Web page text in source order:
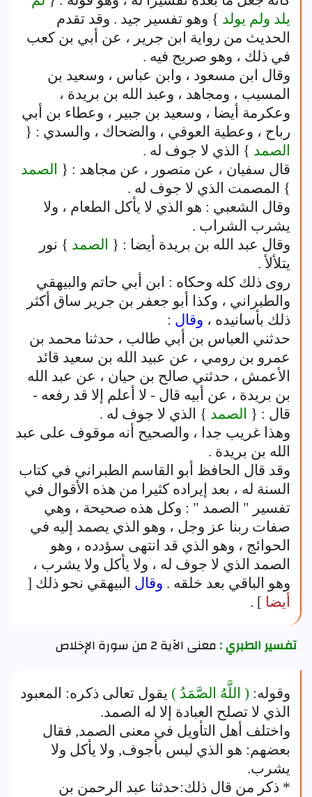
يلد ولم يولد } وهو تفسير جيد . وقد تقدم
الحديث من رواية ابن جرير ، عن أبي بن كعب
في ذلك ، وهو صريح فيه .
وقال ابن مسعود ، وابن عباس ، وسعيد بن
المسيب ، ومجاهد ، وعبد الله بن بريدة ،
وعكرمة أيضا ، وسعيد بن جبير ، وعطاء بن أبي
رباح ، وعطية العوفي ، والضحاك ، والسدي : {
الصمد } الذي لا جوف له .
قال سفيان ، عن منصور ، عن مجاهد : { الصمد
} المصمت الذي لا جوف له .
وقال الشعبي : هو الذي لا يأكل الطعام ، ولا
يشرب الشراب .
وقال عبد الله بن بريدة أيضا : { الصمد } نور
يتلألأ .
روى ذلك كله وحكاه : ابن أبي حاتم والبيهقي
والطبراني ، وكذا أبو جعفر بن جرير ساق أكثر
ذلك بأسانيده ، وقال :
حدثني العباس بن أبي طالب ، حدثنا محمد بن
عمرو بن رومي ، عن عبيد الله بن سعيد قائد
الأعمش ، حدثني صالح بن حيان ، عن عبد الله
بن بريدة ، عن أبيه قال - لا أعلم إلا قد رفعه -
قال : { الصمد } الذي لا جوف له .
وهذا غريب جدا ، والصحيح أنه موقوف على عبد
الله بن بريدة .
وقد قال الحافظ أبو القاسم الطبراني في كتاب
السنة له ، بعد إيراده كثيرا من هذه الأقوال في
تفسير " الصمد " : وكل هذه صحيحة ، وهي
صفات ربنا عز وجل ، وهو الذي يصمد إليه في
الحوائج ، وهو الذي قد انتهى سؤدده ، وهو
الصمد الذي لا جوف له ، ولا يأكل ولا يشرب ،
وهو الباقي بعد خلقه . وقال البيهقي نحو ذلك [
أيضا ] .
تفسير الطبري :معنى الآية 2 من سورة الإخلاص
وقوله: ( اللَّهُ الصَّمَدُ ) يقول تعالى ذكره: المعبود
الذي لا تصلح العبادة إلا له الصمد.
واختلف أهل التأويل في معنى الصمد, فقال
بعضهم: هو الذي ليس بأجوف, ولا يأكل ولا
يشرب.
* ذكر من قال ذلك:حدثنا عبد الرحمن بن